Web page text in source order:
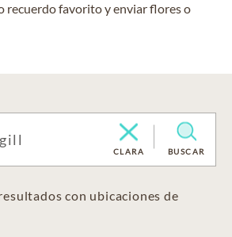
recuerdo favorito y enviar flores o
CLARA BUSCAR
con ubicaciones de